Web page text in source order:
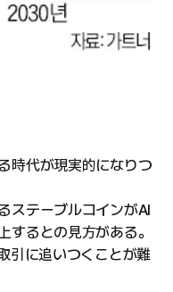
時代が現実的になりつ
ステーブルコインがAI
するとの見方がある。
引に追いつくことが難